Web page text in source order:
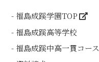
福島成蹊学園TOP
福島成蹊高等学校
福島成蹊中高一貫コース